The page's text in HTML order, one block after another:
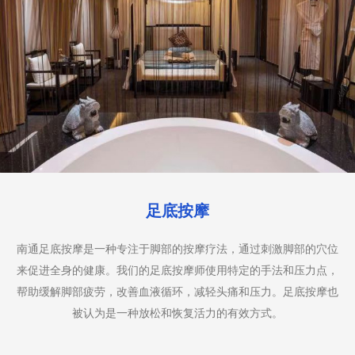
足底按摩
南通足底按摩是一种专注于脚部的按摩疗法，通过刺激脚部的穴位
来促进全身的健康。我们的足底按摩师使用特定的手法和压力点，
帮助缓解脚部疲劳，改善血液循环，减轻头痛和压力。足底按摩也
被认为是一种放松和恢复活力的有效方式。